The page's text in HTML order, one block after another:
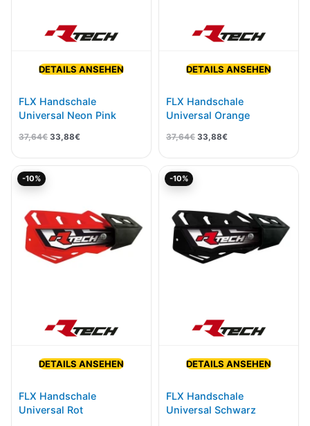
DETAILS ANSEHEN
FLX Handschale
Universal Neon Pink
37,64€ 33,88€
DETAILS ANSEHEN
FLX Handschale
Universal Orange
37,64€ 33,88€
-10%
DETAILS ANSEHEN
FLX Handschale
Universal Rot
-10%
DETAILS ANSEHEN
FLX Handschale
Universal Schwarz